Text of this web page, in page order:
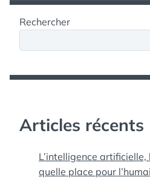
Rechercher
Articles récents
L’intelligence
quelle place pour